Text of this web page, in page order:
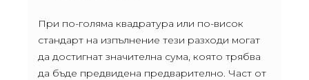
При по-голяма квадратура или по-висок
стандарт на изпълнение тези разходи могат
да достигнат значителна сума, която трябва
да бъде предвидена предварително. Част от